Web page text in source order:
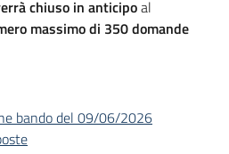
chiuso in anticipoal
massimo di 350 domande
bando del 09/06/2026